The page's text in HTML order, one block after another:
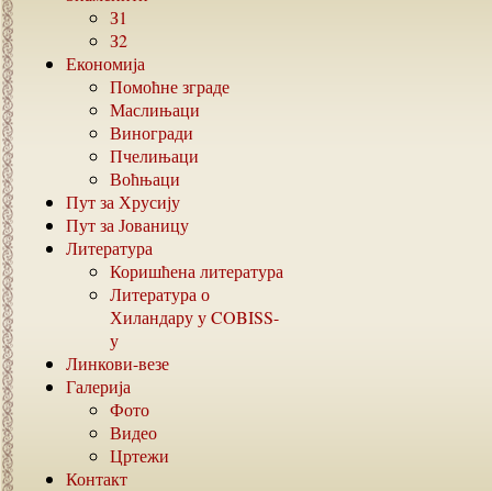
З1
З2
Економија
Помоћне зграде
Маслињаци
Виногради
Пчелињаци
Воћњаци
Пут за Хрусију
Пут за Јованицу
Литература
Коришћена литература
Литература о
Хиландару уCOBISS-
у
Линкови-везе
Галерија
Фото
Видео
Цртежи
Контакт